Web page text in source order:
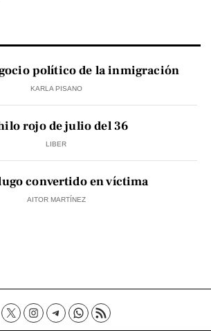
político de la inmigración
KARLA PISANO
rojo de julio del 36
LIBER
convertido en víctima
AITOR MARTÍNEZ